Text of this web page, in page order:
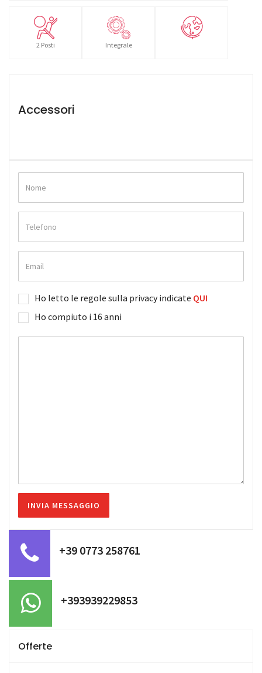
2 Posti Integrale
Accessori
Ho letto le regole sulla privacy indicate QUI
Ho compiuto i 16 anni
+39 0773 258761
+393939229853
Offerte